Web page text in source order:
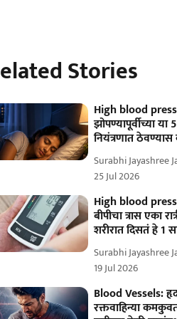
Stories
High blood
झोपण्यापूर्वीच्या या
नियंत्रणात
Surabhi Jayashree
25 Jul 2026
High blood
बीपीचा त्रास एका
शरीरात दिसतं हे 1
Surabhi Jayashree
19 Jul 2026
Blood Vessels:
रक्तवाहिन्या